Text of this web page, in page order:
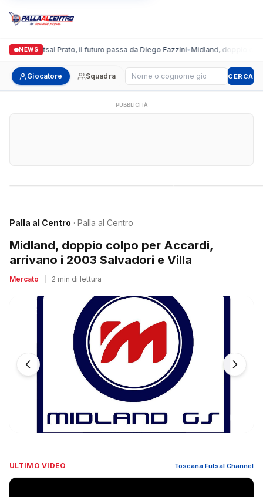
NEWS
Futsal Prato, il futuro passa da Diego Fazzini•Midland, doppio colpo
Giocatore Squadra Cerca giocatore CERCA
PUBBLICITÀ
Palla al Centro · Palla al Centro
Midland, doppio colpo per Accardi,
arrivano i 2003 Salvadori e Villa
Mercato 2 min di lettura
ULTIMO VIDEO Toscana Futsal Channel